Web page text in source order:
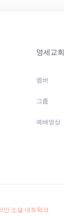
영세교회
멤버
그룹
예배영상
인 소셜 네트워크